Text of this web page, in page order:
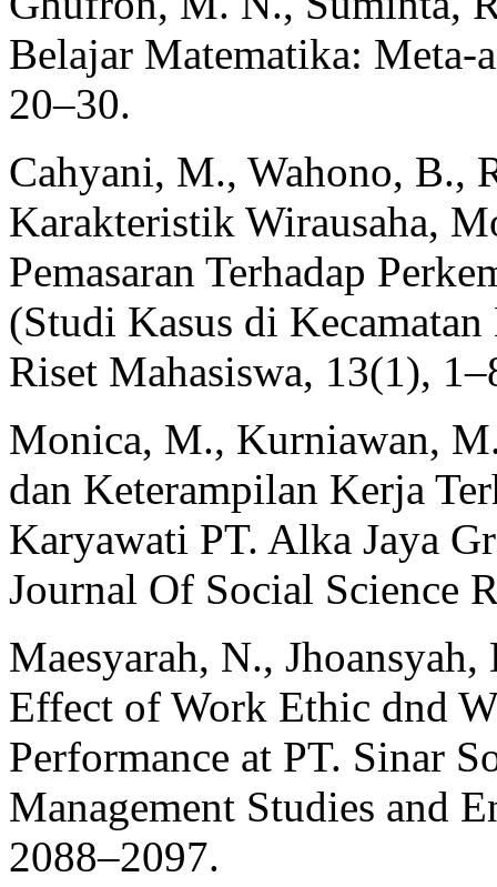
Belajar Matematika:
20–30.
Cahyani, M., Wahono, B.,
Karakteristik Wirausaha,
Pemasaran Terhadap
(Studi Kasus di
Riset Mahasiswa, 13(1),
Monica, M., Kurniawan,
dan Keterampilan Kerja
Karyawati PT. Alka Jaya
Journal Of Social Science
Maesyarah, N.,
Effect of Work Ethic dnd
Performance at PT. Sinar
Management Studies and
2088–2097.